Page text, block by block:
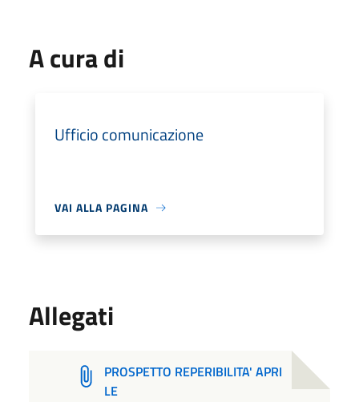
A cura di
Ufficio comunicazione
VAI ALLA PAGINA
Allegati
PROSPETTO REPERIBILITA' APRI
LE